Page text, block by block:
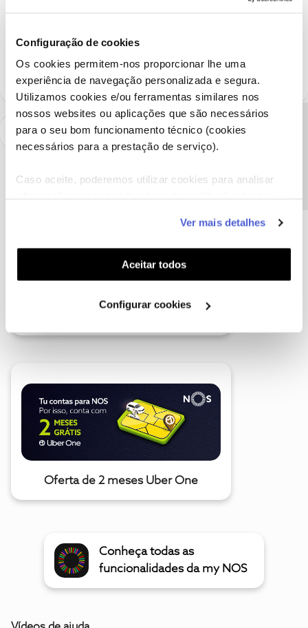
Configuração de cookies
Os cookies permitem-nos proporcionar lhe uma
experiência de navegação personalizada e segura.
Utilizamos cookies e/ou ferramentas similares nos
nossos websites ou aplicações que são necessários
para o seu bom funcionamento técnico (cookies
necessários para a prestação de serviço).
Caso aceite, poderemos utilizar cookies para analisar
funcionalidades (cookies de personalização e
funcionalidade) e adaptar anúncios aos seus interesses
(cookies de publicidade personalizada). Pode gerir a
utilização dos cookies clicando em "Configurar
Ver mais detalhes
Aceitar todos
Configurar cookies
Ainda recentemente coloquei um problema aqui, em vez de ajuda
Oferta de 2 meses Uber One
Conheça todas as
funcionalidades da my NOS